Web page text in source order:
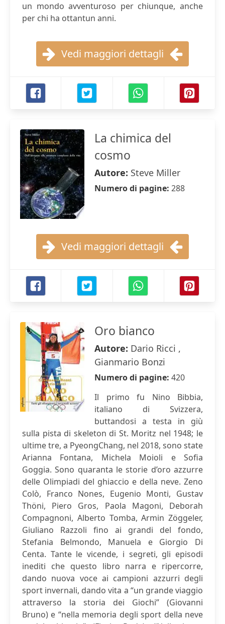
un mondo avventuroso per chiunque, anche
per chi ha ottantun anni.
Vedi maggiori dettagli
La chimica del
cosmo
Autore: Steve Miller
Numero di pagine: 288
Vedi maggiori dettagli
Oro bianco
Autore: Dario Ricci ,
Gianmario Bonzi
Numero di pagine: 420
Il primo fu Nino Bibbia,
italiano di Svizzera,
buttandosi a testa in giù
sulla pista di skeleton di St. Moritz nel 1948; le
ultime tre, a PyeongChang, nel 2018, sono state
Arianna Fontana, Michela Moioli e Sofia
Goggia. Sono quaranta le storie d’oro azzurre
delle Olimpiadi del ghiaccio e della neve. Zeno
Colò, Franco Nones, Eugenio Monti, Gustav
Thöni, Piero Gros, Paola Magoni, Deborah
Compagnoni, Alberto Tomba, Armin Zöggeler,
Giuliano Razzoli fino ai grandi del fondo,
Stefania Belmondo, Manuela e Giorgio Di
Centa. Tante le vicende, i segreti, gli episodi
inediti che questo libro narra e ripercorre,
dando nuova voce ai campioni azzurri degli
sport invernali, dando vita a “un grande viaggio
attraverso la storia dei Giochi” (Giovanni
Bruno) e “nella memoria degli sport della neve